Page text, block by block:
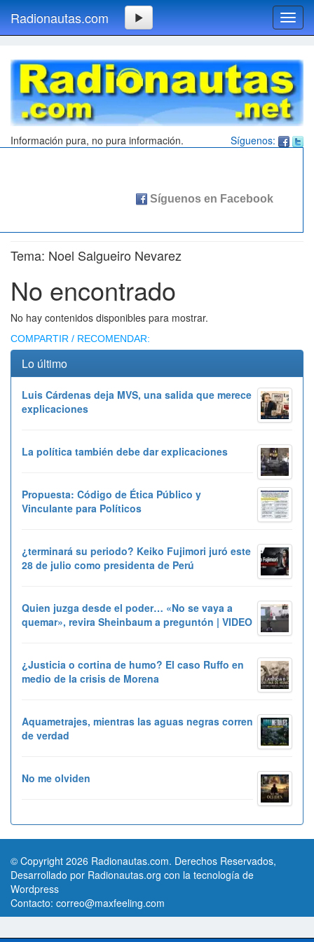
Radionautas.com
Síguenos:
Información pura, no pura información.
Tema: Noel Salgueiro Nevarez
No encontrado
No hay contenidos disponibles para mostrar.
COMPARTIR / RECOMENDAR:
Lo último
Luis Cárdenas deja MVS, una salida que merece
explicaciones
La política también debe dar explicaciones
Propuesta: Código de Ética Público y
Vinculante para Políticos
¿terminará su periodo? Keiko Fujimori juró este
28 de julio como presidenta de Perú
Quien juzga desde el poder… «No se vaya a
quemar», revira Sheinbaum a preguntón | VIDEO
¿Justicia o cortina de humo? El caso Ruffo en
medio de la crisis de Morena
Aquametrajes, mientras las aguas negras corren
de verdad
No me olviden
© Copyright 2026 Radionautas.com. Derechos Reservados,
Desarrollado por Radionautas.org con la tecnología de
Wordpress
Contacto: correo@maxfeeling.com